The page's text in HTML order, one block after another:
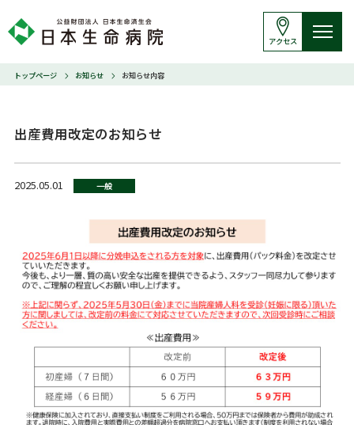
アクセス
トップページ お知らせ お知らせ内容
出産費用改定のお知らせ
2025.05.01 一般